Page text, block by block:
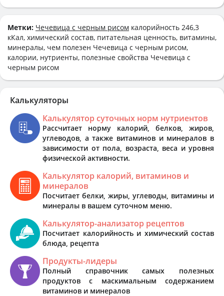
Метки: Чечевица с черным рисом калорийность 246,3
кКал, химический состав, питательная ценность, витамины,
минералы, чем полезен Чечевица с черным рисом,
калории, нутриенты, полезные свойства Чечевица с
черным рисом
Калькуляторы
Калькулятор суточных норм нутриентов
Рассчитает норму калорий, белков, жиров,
углеводов, а также витаминов и минералов в
зависимости от пола, возраста, веса и уровня
физической активности.
Калькулятор калорий, витаминов и
минералов
Посчитает белки, жиры, углеводы, витамины и
минералы в вашем суточном меню.
Калькулятор-анализатор рецептов
Посчитает калорийность и химический состав
блюда, рецепта
Продукты-лидеры
Полный справочник самых полезных
продуктов с маскимальным содержанием
витаминов и минералов